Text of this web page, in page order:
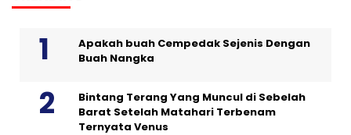
Apakah buah Cempedak Sejenis Dengan
Buah Nangka
Bintang Terang Yang Muncul di Sebelah
Barat Setelah Matahari Terbenam
Ternyata Venus